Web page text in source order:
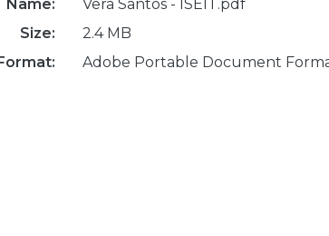
Name:
Vera Santos - ISEIT.pdf
Size:
2.4 MB
Adobe Portable Document